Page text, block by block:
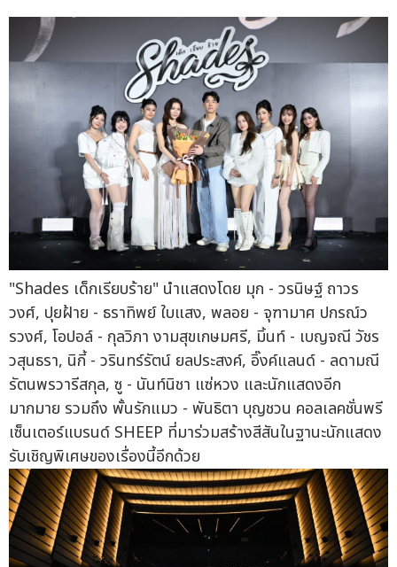
"Shades เด็กเรียบร้าย" นำแสดงโดย มุก - วรนิษฐ์ ถาวร
วงศ์, ปุยฝ้าย - ธราทิพย์ ใบแสง, พลอย - จุฑามาศ ปกรณ์ว
รวงศ์, โอปอล์ - กุลวิภา งามสุขเกษมศรี, มิ้นท์ - เบญจณี วัชร
วสุนธรา, นิกี้ - วรินทร์รัตน์ ยลประสงค์, อิ๊งค์แลนด์ - ลดามณี
รัตนพรวารีสกุล, ซู - นันท์นิชา แซ่หวง และนักแสดงอีก
มากมาย รวมถึง พั้นรักแมว - พันธิตา บุญชวน คอลเลคชั่นพรี
เซ็นเตอร์แบรนด์ SHEEP ที่มาร่วมสร้างสีสันในฐานะนักแสดง
รับเชิญพิเศษของเรื่องนี้อีกด้วย